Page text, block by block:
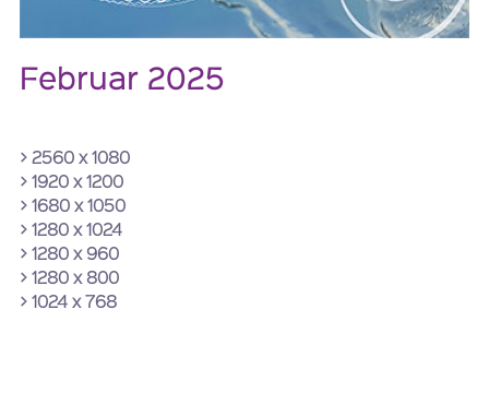
Februar 2025
> 2560 x 1080
> 1920 x 1200
> 1680 x 1050
> 1280 x 1024
> 1280 x 960
> 1280 x 800
> 1024 x 768